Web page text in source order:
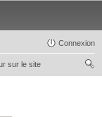
Connexion
sur le site